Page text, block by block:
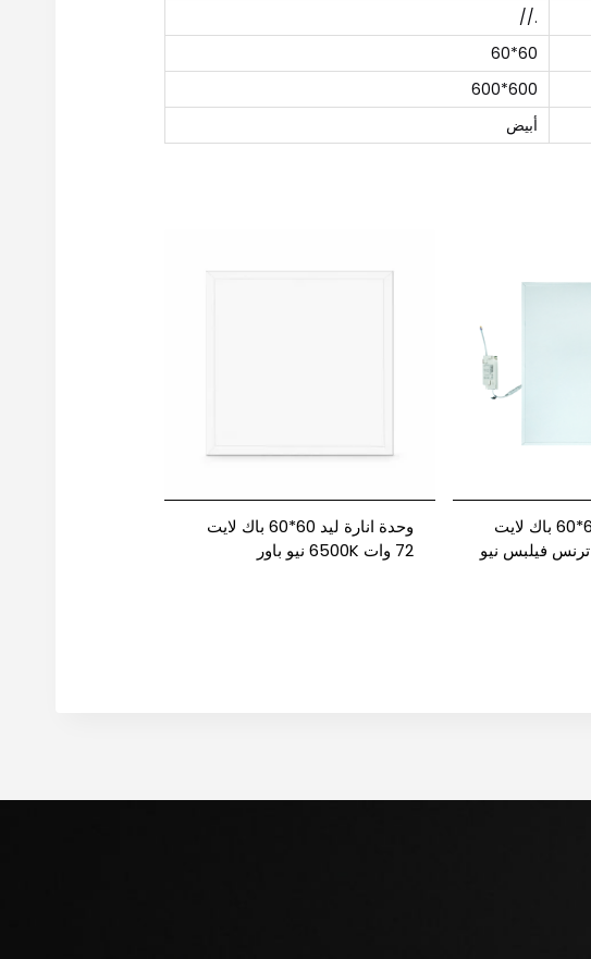
.//
60*60
600*600
أبيض
وحدة انارة ليد 60*60 باك لايت
40 وات 6500K ترنس فيلبس نيو
وحدة انارة ليد 60*60 باك لايت
72 وات 6500K نيو باور